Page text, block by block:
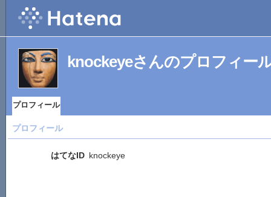
knockeyeさんのプロフィー
プロフィール
プロフィール
はてなID knockeye